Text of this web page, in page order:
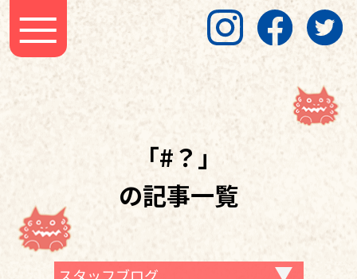
「#？」
の記事一覧
スタッフブログ